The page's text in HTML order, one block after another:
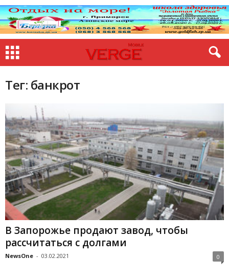
Тег: банкрот
В Запорожье продают завод, чтобы
рассчитаться с долгами
NewsOne - 03.02.2021 0